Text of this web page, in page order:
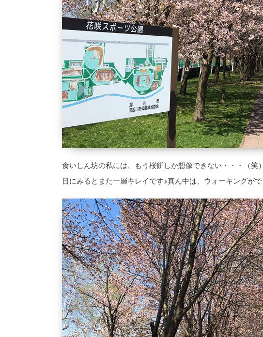
食いしん坊の私には、もう桜餅しか想像できない・・・（笑
日にみるとまた一層キレイです♪真ん中は、ウォーキングが